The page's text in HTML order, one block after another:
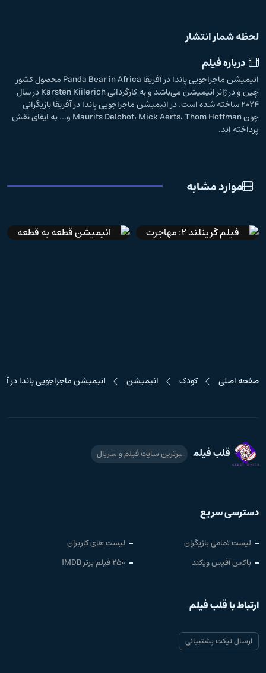
لحظه شمار انتشار
درباره فیلم
انیمیشن ماجراجویی پاندا در آفریقا Panda Bear in Africa محصول کشور
چین و در ژانر انیمیشن می‌باشد و به کارگردانی Karsten Kiilerich در سال
2024 ساخته شده است. در انیمیشن ماجراجویی پاندا در آفریقا بازیگرانی
چون Maurits Delchot، Mick Aerts، Thom Hoffman و... به ایفای نقش
پرداخته اند.
موارد مشابه
صفحه اصلی کودک انیمیشن انیمیشن ماجراجویی پاندا در
قلب فیلم برترین سایت فیلم و سریال
دسترسی سریع
لیست تمامی بازیگران
لیست های کاربران
باکس آفیس ویکند
250 فیلم برتر IMDB
ارتباط با قلب فیلم
ارسال تیکت پشتیبانی